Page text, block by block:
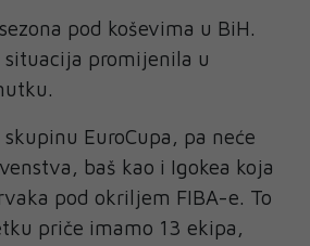
pod koševima u BiH.
situacija promijenila u
EuroCupa, pa neće
baš kao i Igokea koja
pod okriljem FIBA-e. To
priče imamo 13 ekipa,